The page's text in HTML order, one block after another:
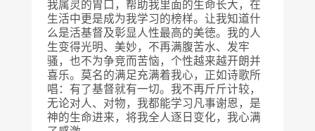
我属灵的胃口，帮助我里面的生命长大，在
生活中更是成为我学习的榜样。让我知道什
么是活基督及彰显人性最高的美徳。我的人
生变得光明、美妙，不再满腹苦水、发牢
骚，也不为争竞而苦恼，个性越来越开朗并
喜乐。莫名的满足充满着我心，正如诗歌所
唱：有了基督就有一切。我不再斤斤计较，
无论对人、对物，我都能学习凡事谢恩，是
神的生命进来，将我全人逐日变化，我心满